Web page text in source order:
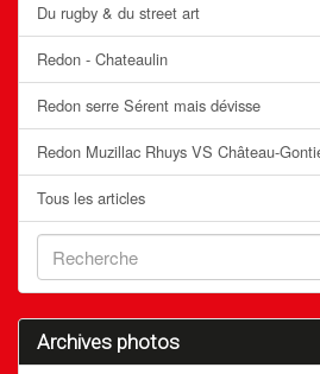
Du rugby & du street art
Redon - Chateaulin
Redon serre Sérent mais dévisse
Redon Muzillac Rhuys VS Château-
Tous les articles
Archives photos